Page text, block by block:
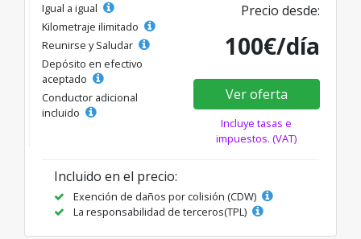
Igual a igual
Kilometraje ilimitado
Reunirse y Saludar
Depósito en efectivo
aceptado
Conductor adicional
incluido
Precio desde:
100€/día
Ver oferta
Incluye tasas e
impuestos. (VAT)
Incluido en el precio:
Exención de daños por colisión (CDW)
La responsabilidad de terceros(TPL)